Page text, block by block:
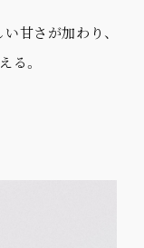
甘さが加わり、
る。